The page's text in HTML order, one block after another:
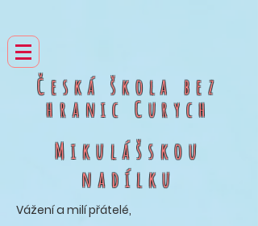
Česká škola bez
hranic
Curych
Mikulášskou
nadílku
Vážení a milí přátelé,